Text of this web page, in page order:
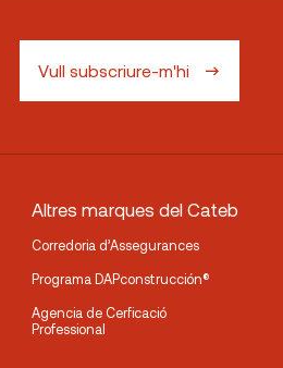
Vull subscriure-m'hi
Altres marques del Cateb
Corredoria d’Assegurances
Programa DAPconstrucción®
Agencia de Cerficació
Professional